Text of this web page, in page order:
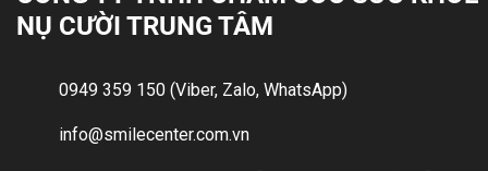
NỤ CƯỜI TRUNG TÂM
0949 359 150 (Viber, Zalo, WhatsApp)
info@smilecenter.com.vn